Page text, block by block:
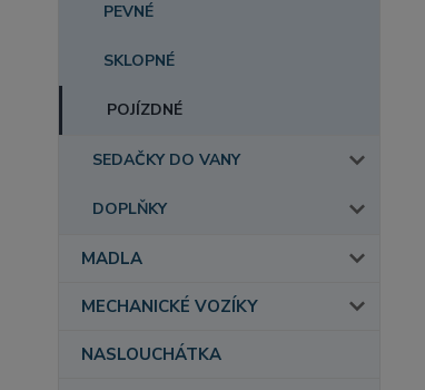
PEVNÉ
SKLOPNÉ
POJÍZDNÉ
SEDAČKY DO VANY
DOPLŇKY
MADLA
MECHANICKÉ VOZÍKY
NASLOUCHÁTKA